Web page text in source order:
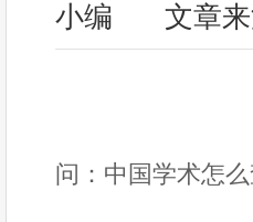
小编
文章
问：中国学术怎